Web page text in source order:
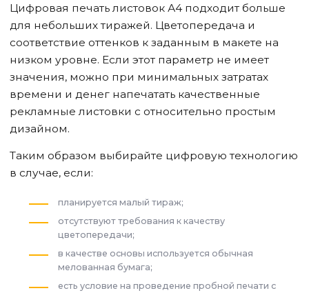
Цифровая печать листовок А4 подходит больше
для небольших тиражей. Цветопередача и
соответствие оттенков к заданным в макете на
низком уровне. Если этот параметр не имеет
значения, можно при минимальных затратах
времени и денег напечатать качественные
рекламные листовки с относительно простым
дизайном.
Таким образом выбирайте цифровую технологию
в случае, если:
планируется малый тираж;
отсутствуют требования к качеству
цветопередачи;
в качестве основы используется обычная
мелованная бумага;
есть условие на проведение пробной печати с